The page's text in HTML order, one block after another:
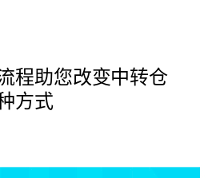
程助您改变中转仓
方式